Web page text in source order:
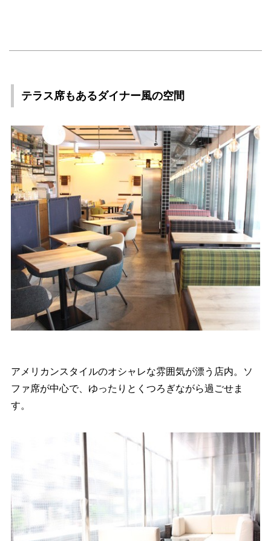
テラス席もあるダイナー風の空間
アメリカンスタイルのオシャレな雰囲気が漂う店内。ソ
ファ席が中心で、ゆったりとくつろぎながら過ごせま
す。